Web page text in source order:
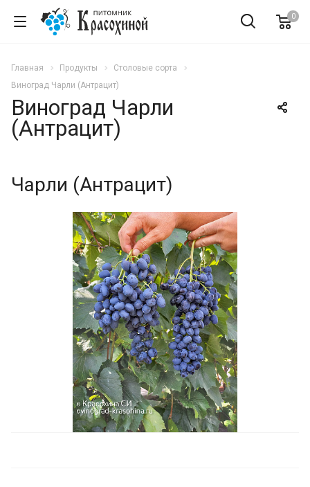
0
Главная Продукты
Столовые сорта
Виноград Чарли (Антрацит)
Виноград Чарли
(Антрацит)
Чарли (Антрацит)